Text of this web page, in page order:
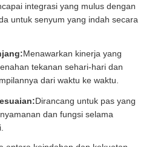
integrasi yang mulus dengan
untuk senyum yang indah secara
Menawarkan kinerja yang
tekanan sehari-hari dan
dari waktu ke waktu.
Dirancang untuk pas yang
dan fungsi selama